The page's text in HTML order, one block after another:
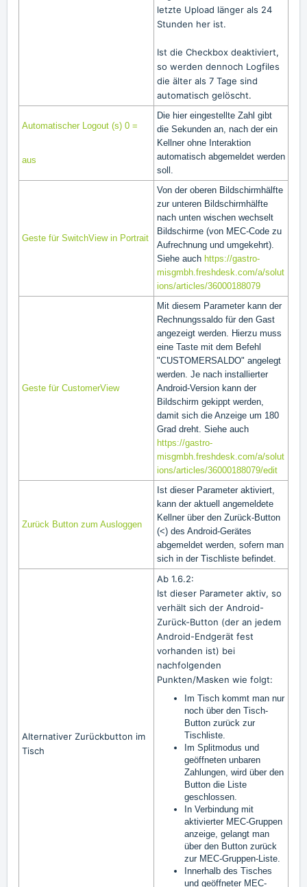
letzte Upload länger als 24
Stunden her ist.
Ist die Checkbox deaktiviert,
so werden dennoch Logfiles
die älter als 7 Tage sind
automatisch gelöscht.
Automatischer Logout (s) 0 =
aus
Die hier eingestellte Zahl gibt
die Sekunden an, nach der ein
Kellner ohne Interaktion
automatisch abgemeldet werden
soll.
Geste für SwitchView in Portrait
Von der oberen Bildschirmhälfte
zur unteren Bildschirmhälfte
nach unten wischen wechselt
Bildschirme (von MEC-Code zu
Aufrechnung und umgekehrt).
Siehe auch https://gastro-
misgmbh.freshdesk.com/a/solut
ions/articles/36000188079
Geste für CustomerView
Mit diesem Parameter kann der
Rechnungssaldo für den Gast
angezeigt werden. Hierzu muss
eine Taste mit dem Befehl
"CUSTOMERSALDO" angelegt
werden. Je nach installierter
Android-Version kann der
Bildschirm gekippt werden,
damit sich die Anzeige um 180
Grad dreht. Siehe auch
https://gastro-
misgmbh.freshdesk.com/a/solut
ions/articles/36000188079/edit
Zurück Button zum Ausloggen
Ist dieser Parameter aktiviert,
kann der aktuell angemeldete
Kellner über den Zurück-Button
(<) des Android-Gerätes
abgemeldet werden, sofern man
sich in der Tischliste befindet.
Alternativer Zurückbutton im
Tisch
Ab 1.6.2:
Ist dieser Parameter aktiv, so
verhält sich der Android-
Zurück-Button (der an jedem
Android-Endgerät fest
vorhanden ist) bei
nachfolgenden
Punkten/Masken wie folgt:
Im Tisch kommt man nur
noch über den Tisch-
Button zurück zur
Tischliste.
Im Splitmodus und
geöffneten unbaren
Zahlungen, wird über den
Button die Liste
geschlossen.
In Verbindung mit
aktivierter MEC-Gruppen
anzeige, gelangt man
über den Button zurück
zur MEC-Gruppen-Liste.
Innerhalb des Tisches
und geöffneter MEC-